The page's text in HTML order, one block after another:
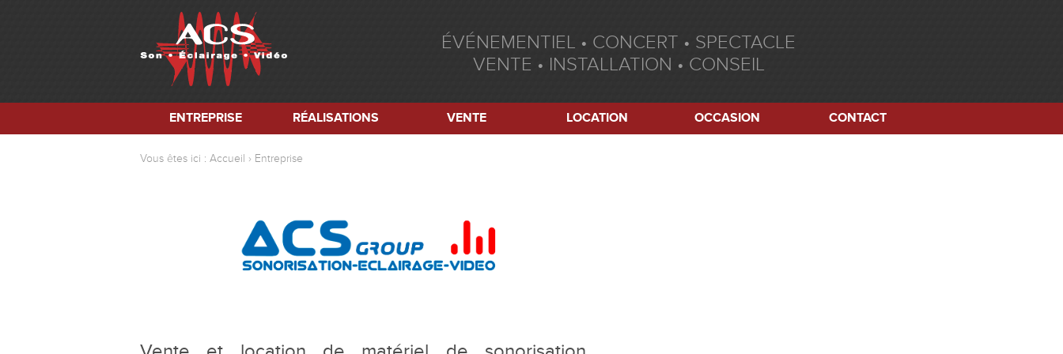
ÉVÉNEMENTIEL • CONCERT • SPECTACLE
VENTE • INSTALLATION • CONSEIL
ENTREPRISE RÉALISATIONS VENTE LOCATION OCCASION CONTACT
Vous êtes ici : Accueil Entreprise